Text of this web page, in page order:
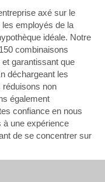
axé sur le
employés de la
idéale. Notre
combinaisons
garantissant que
déchargeant les
réduisons non
également
confiance en nous
à une expérience
de se concentrer sur